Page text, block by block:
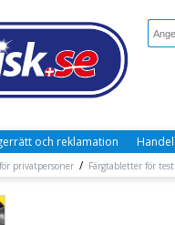
och reklamation
privatpersoner / Färgtabletter för